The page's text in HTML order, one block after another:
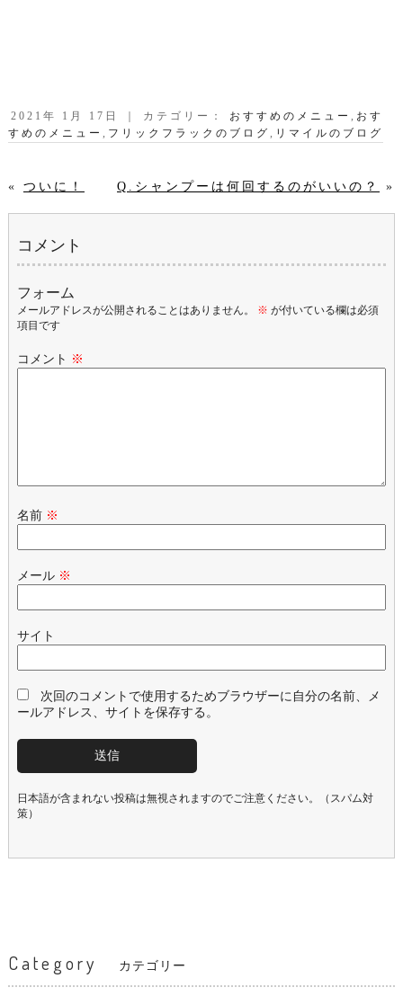
2021年 1月 17日 ｜ カテゴリー： おすすめのメニュー, おす
すめのメニュー, フリックフラックのブログ, リマイルのブログ
« ついに！ Q.シャンプーは何回するのがいいの？ »
コメント
フォーム
メールアドレスが公開されることはありません。 ※ が付いている欄は必須
項目です
コメント ※
名前 ※
メール ※
サイト
次回のコメントで使用するためブラウザーに自分の名前、メ
ールアドレス、サイトを保存する。
日本語が含まれない投稿は無視されますのでご注意ください。（スパム対
策）
Category カテゴリー